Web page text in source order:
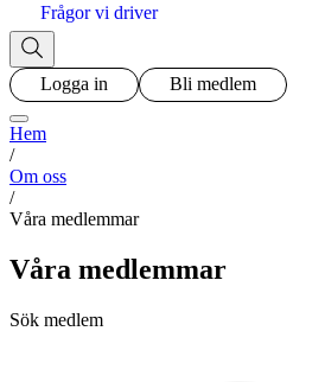
Frågor vi driver
Logga in Bli medlem
Hem
/
Om oss
/
Våra medlemmar
Våra medlemmar
Sök medlem